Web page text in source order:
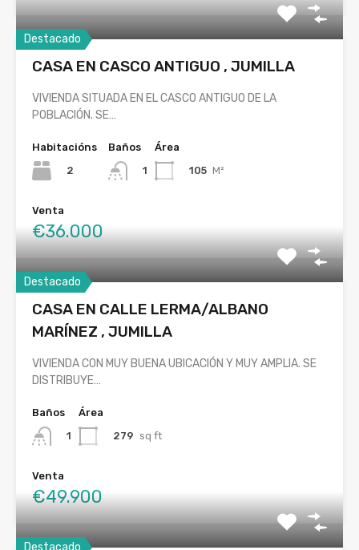
Destacado
CASA EN CASCO ANTIGUO , JUMILLA
VIVIENDA SITUADA EN EL CASCO ANTIGUO DE LA
POBLACIÓN. SE…
Habitacións
2
Baños
1
Área
105 M²
Venta
€36.000
Destacado
CASA EN CALLE LERMA/ALBANO
MARÍNEZ , JUMILLA
VIVIENDA CON MUY BUENA UBICACIÓN Y MUY AMPLIA. SE
DISTRIBUYE…
Baños
1
Área
279 sq ft
Venta
€49.900